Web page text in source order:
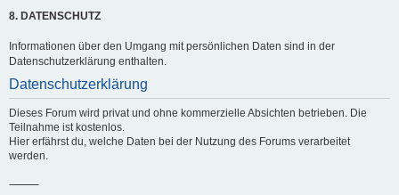
8. DATENSCHUTZ
Informationen über den Umgang mit persönlichen Daten sind in der
Datenschutzerklärung enthalten.
Datenschutzerklärung
Dieses Forum wird privat und ohne kommerzielle Absichten betrieben. Die
Teilnahme ist kostenlos.
Hier erfährst du, welche Daten bei der Nutzung des Forums verarbeitet
werden.
⸻